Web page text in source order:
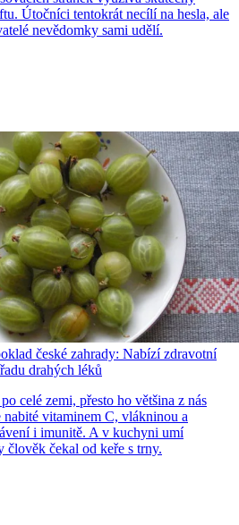
Útočníci tentokrát necílí na hesla, ale
nevědomky sami udělí.
české zahrady: Nabízí zdravotní
drahých léků
celé zemi, přesto ho většina z nás
vitaminem C, vlákninou a
i imunitě. A v kuchyni umí
člověk čekal od keře s trny.